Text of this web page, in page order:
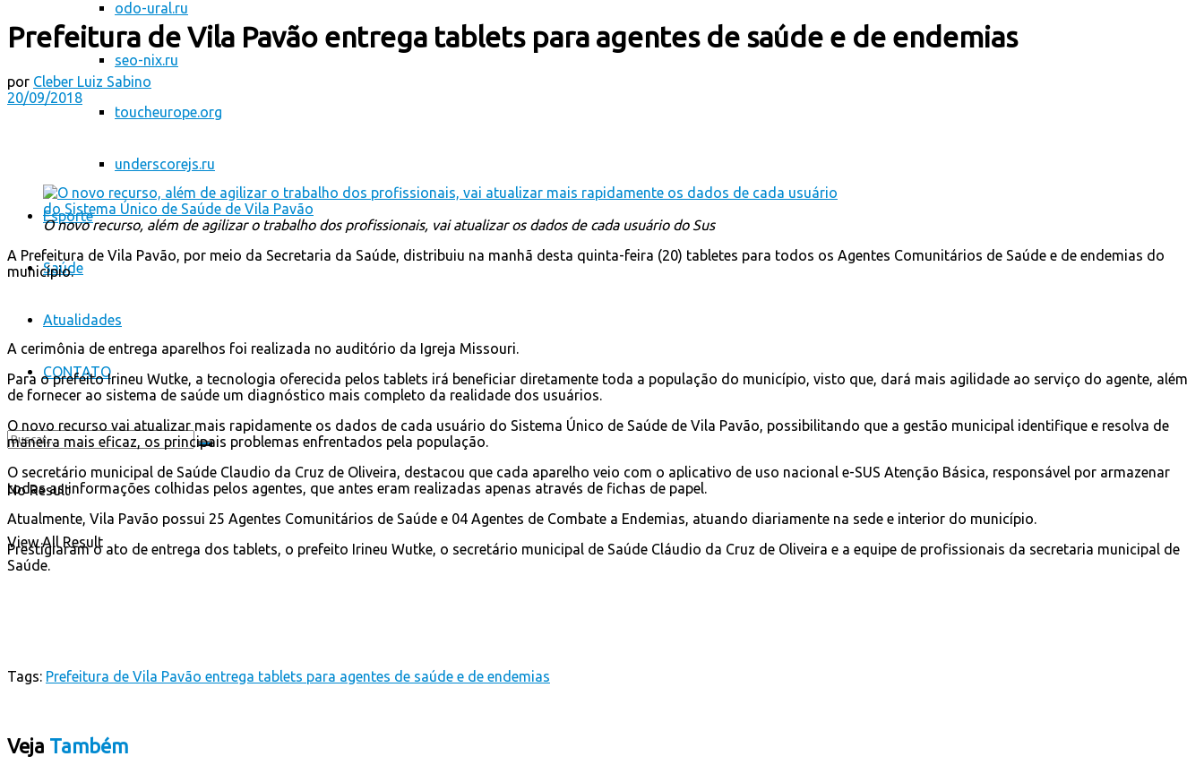
odo-ural.ru
seo-nix.ru
toucheurope.org
underscorejs.ru
Esporte
Saúde
Atualidades
CONTATO
No Result
View All Result
Prefeitura de Vila Pavão entrega tablets para agentes de saúde e de endemias
por Cleber Luiz Sabino
20/09/2018
O novo recurso, além de agilizar o trabalho dos profissionais, vai atualizar os dados de cada usuário do Sus
A Prefeitura de Vila Pavão, por meio da Secretaria da Saúde, distribuiu na manhã desta quinta-feira (20) tabletes para todos os Agentes Comunitários de Saúde e de endemias do
município.
A cerimônia de entrega aparelhos foi realizada no auditório da Igreja Missouri.
Para o prefeito Irineu Wutke, a tecnologia oferecida pelos tablets irá beneficiar diretamente toda a população do município, visto que, dará mais agilidade ao serviço do agente, além
de fornecer ao sistema de saúde um diagnóstico mais completo da realidade dos usuários.
O novo recurso vai atualizar mais rapidamente os dados de cada usuário do Sistema Único de Saúde de Vila Pavão, possibilitando que a gestão municipal identifique e resolva de
maneira mais eficaz, os principais problemas enfrentados pela população.
O secretário municipal de Saúde Claudio da Cruz de Oliveira, destacou que cada aparelho veio com o aplicativo de uso nacional e-SUS Atenção Básica, responsável por armazenar
todas as informações colhidas pelos agentes, que antes eram realizadas apenas através de fichas de papel.
Atualmente, Vila Pavão possui 25 Agentes Comunitários de Saúde e 04 Agentes de Combate a Endemias, atuando diariamente na sede e interior do município.
Prestigiaram o ato de entrega dos tablets, o prefeito Irineu Wutke, o secretário municipal de Saúde Cláudio da Cruz de Oliveira e a equipe de profissionais da secretaria municipal de
Saúde.
Tags: Prefeitura de Vila Pavão entrega tablets para agentes de saúde e de endemias
Veja Também